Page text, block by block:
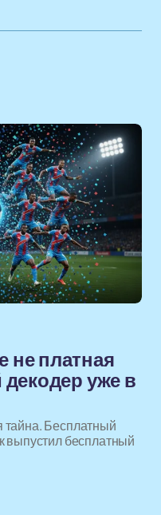
не платная
уже в
Бесплатный
выпустил бесплатный